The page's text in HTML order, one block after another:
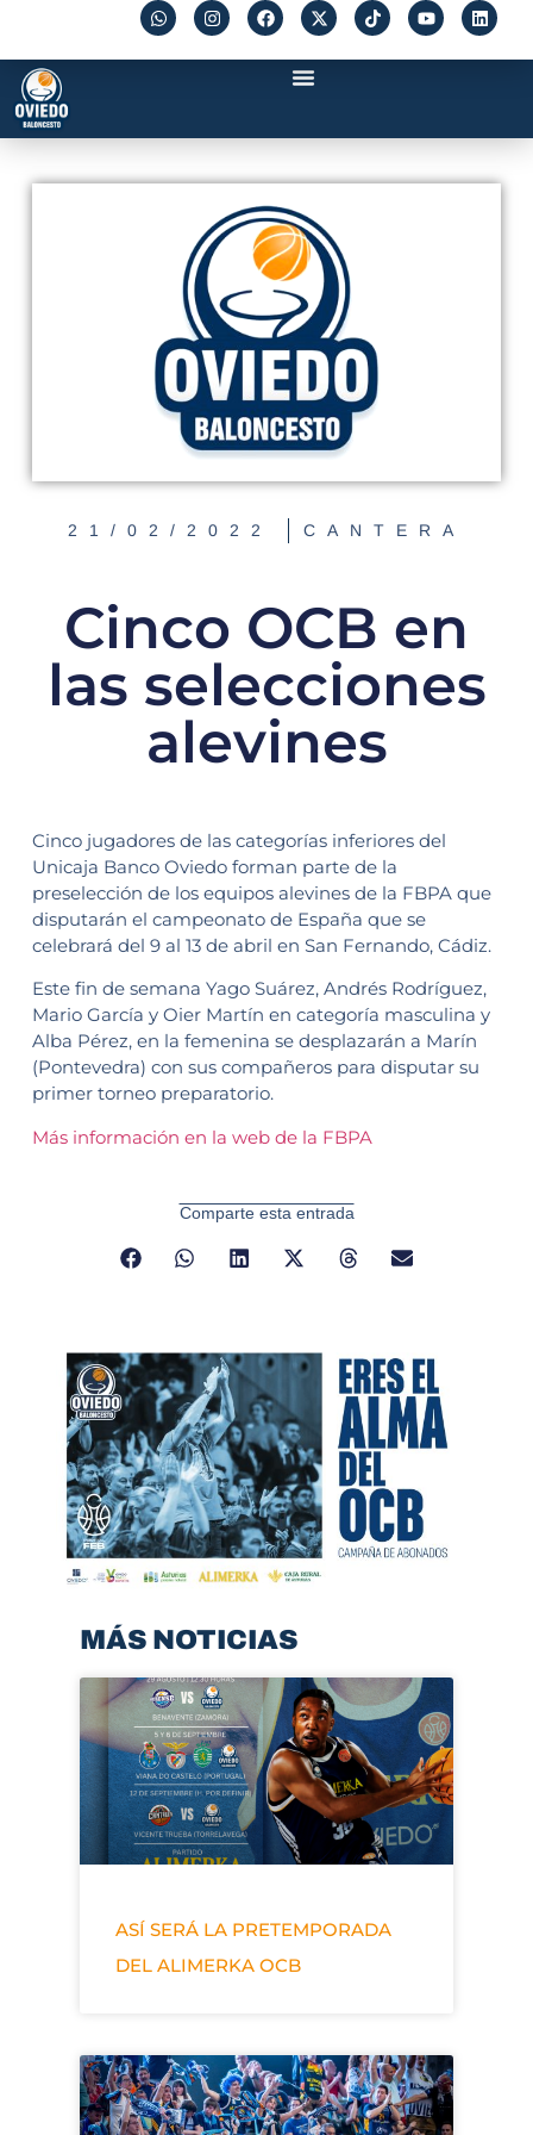
21/02/2022 CANTERA
Cinco OCB en
las selecciones
alevines
Cinco jugadores de las categorías inferiores del
Unicaja Banco Oviedo forman parte de la
preselección de los equipos alevines de la FBPA que
disputarán el campeonato de España que se
celebrará del 9 al 13 de abril en San Fernando, Cádiz.
Este fin de semana Yago Suárez, Andrés Rodríguez,
Mario García y Oier Martín en categoría masculina y
Alba Pérez, en la femenina se desplazarán a Marín
(Pontevedra) con sus compañeros para disputar su
primer torneo preparatorio.
Más información en la web de la FBPA
Comparte esta entrada
MÁS NOTICIAS
ASÍ SERÁ LA PRETEMPORADA
DEL ALIMERKA OCB